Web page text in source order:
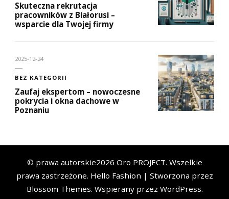
Skuteczna rekrutacja
pracowników z Białorusi –
wsparcie dla Twojej firmy
2025-12-24
BEZ KATEGORII
Zaufaj ekspertom – nowoczesne
pokrycia i okna dachowe w
Poznaniu
© prawa autorskie2026 Oro PROJECT. Wszelkie
prawa zastrzeżone. Hello Fashion | Stworzona przez
Blossom Themes. Wspierany przez WordPress.